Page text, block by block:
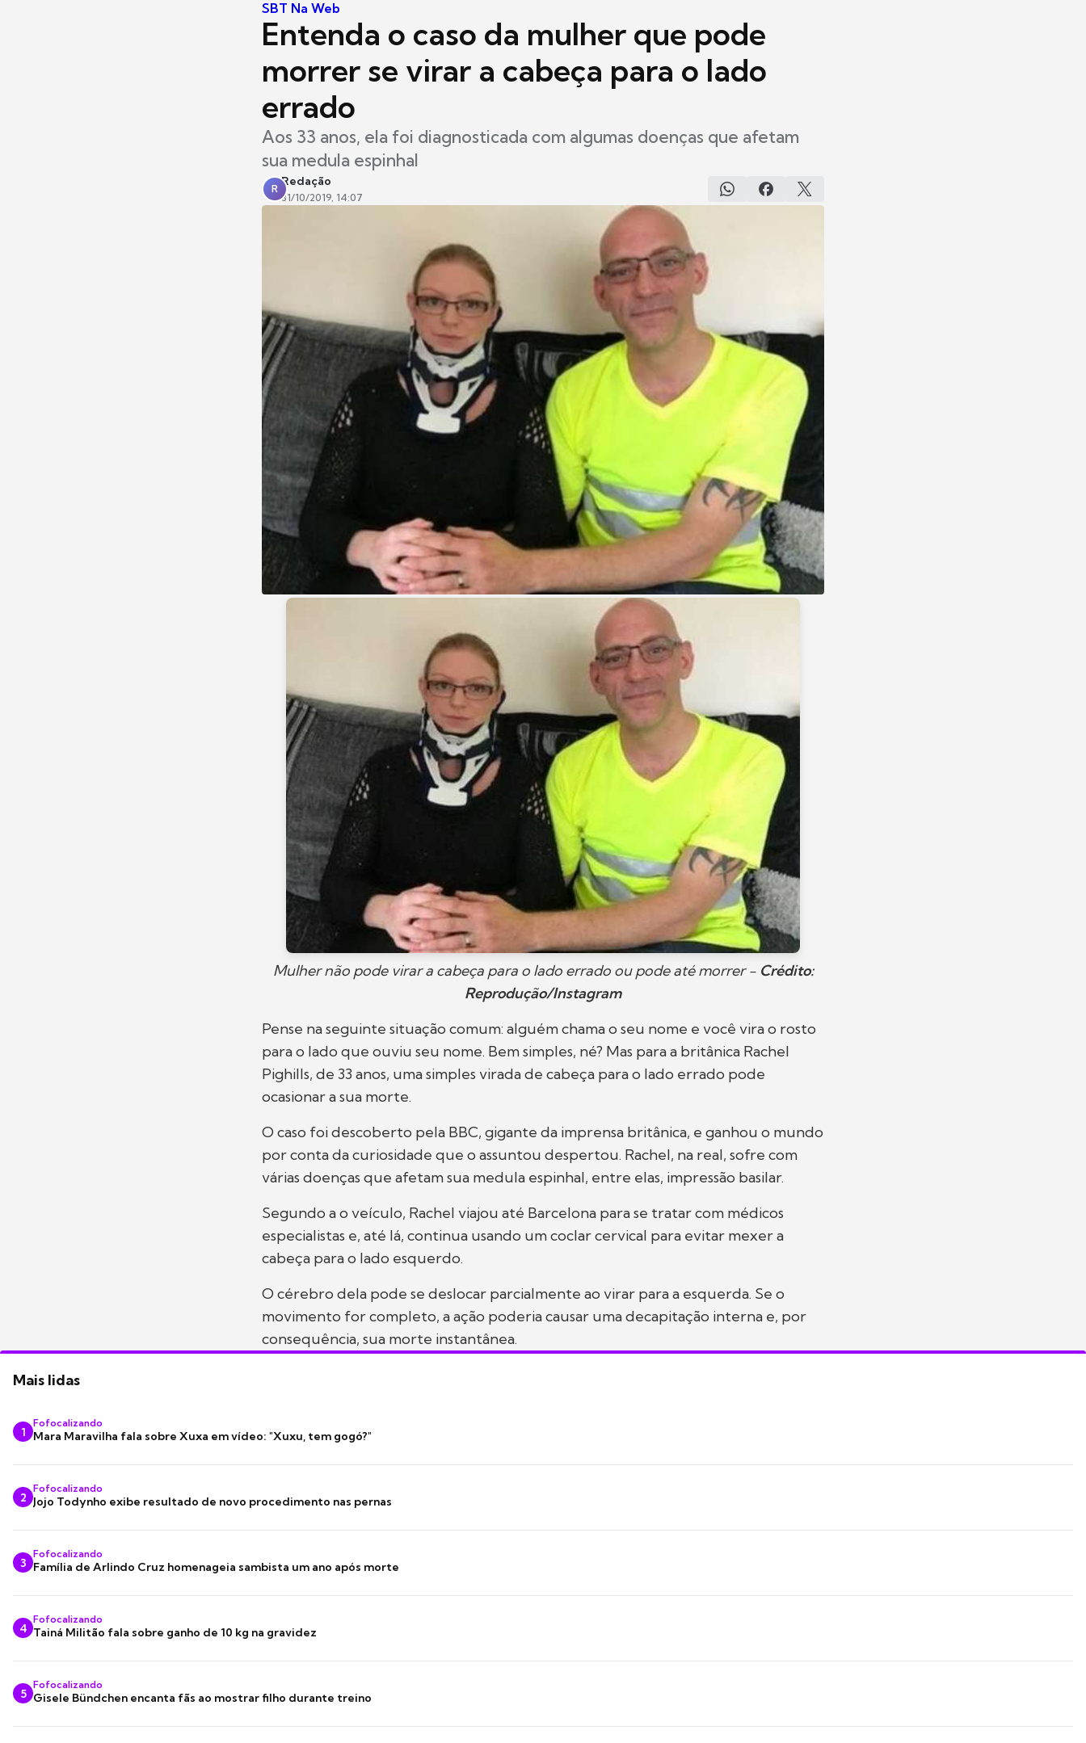
SBT Na Web
Entenda o caso da mulher que pode
morrer se virar a cabeça para o lado
errado
Aos 33 anos, ela foi diagnosticada com algumas doenças que afetam
sua medula espinhal
R
Redação
31/10/2019, 14:07
Mulher não pode virar a cabeça para o lado errado ou pode até morrer - Crédito:
Reprodução/Instagram
Pense na seguinte situação comum: alguém chama o seu nome e você vira o rosto
para o lado que ouviu seu nome. Bem simples, né? Mas para a britânica Rachel
Pighills, de 33 anos, uma simples virada de cabeça para o lado errado pode
ocasionar a sua morte.
O caso foi descoberto pela BBC, gigante da imprensa britânica, e ganhou o mundo
por conta da curiosidade que o assuntou despertou. Rachel, na real, sofre com
várias doenças que afetam sua medula espinhal, entre elas, impressão basilar.
Segundo a o veículo, Rachel viajou até Barcelona para se tratar com médicos
especialistas e, até lá, continua usando um coclar cervical para evitar mexer a
cabeça para o lado esquerdo.
O cérebro dela pode se deslocar parcialmente ao virar para a esquerda. Se o
movimento for completo, a ação poderia causar uma decapitação interna e, por
consequência, sua morte instantânea.
Mais lidas
1
Fofocalizando
Mara Maravilha fala sobre Xuxa em vídeo: "Xuxu, tem gogó?"
2
Fofocalizando
Jojo Todynho exibe resultado de novo procedimento nas pernas
3
Fofocalizando
Família de Arlindo Cruz homenageia sambista um ano após morte
4
Fofocalizando
Tainá Militão fala sobre ganho de 10 kg na gravidez
5
Fofocalizando
Gisele Bündchen encanta fãs ao mostrar filho durante treino